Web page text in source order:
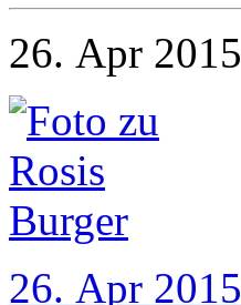
26. Apr 2015
26. Apr 2015